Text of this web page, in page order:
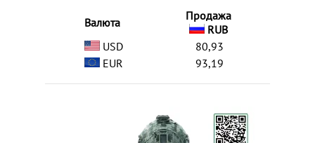
Валюта
Продажа
RUB
USD
80,93
EUR
93,19